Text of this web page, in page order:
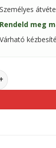
Személyes
Rendeld meg
Várható